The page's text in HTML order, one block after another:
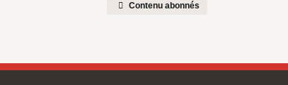
Contenu abonnés